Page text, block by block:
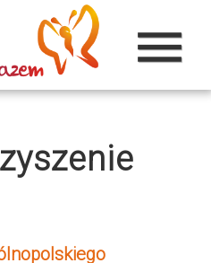
menu